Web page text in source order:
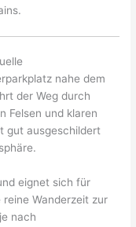
nahe dem
der Weg durch
Felsen und klaren
gut ausgeschildert
eignet sich für
reine Wanderzeit zur
nach